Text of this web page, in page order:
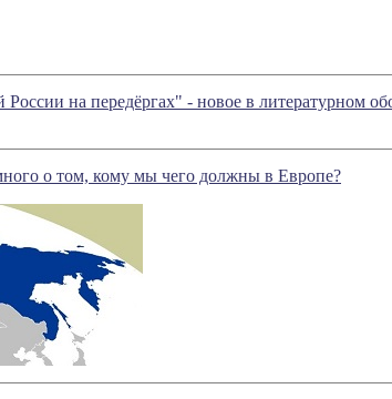
России на передёргах" - новое в литературном
о том, кому мы чего должны в Европе?